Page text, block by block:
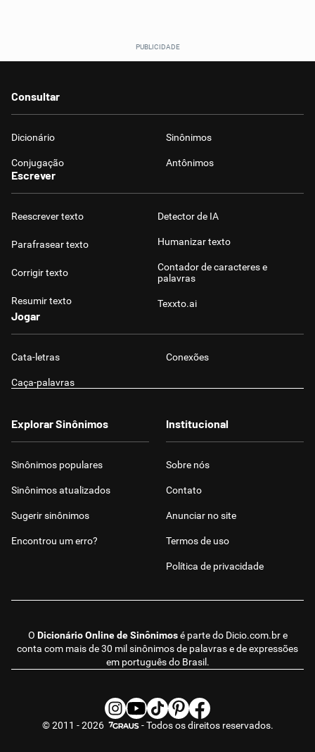
Consultar
Dicionário Sinônimos
Conjugação Antônimos
Escrever
Reescrever texto
Parafrasear texto
Corrigir texto
Resumir texto
Detector de IA
Humanizar texto
Contador de caracteres e
palavras
Texxto.ai
Jogar
Cata-letras Conexões
Caça-palavras
O Dicionário Online de Sinônimosé parte do Dicio.com.bre
conta com mais de 30 mil sinônimos de palavras e de expressões
em português do Brasil.
Explorar Sinônimos
Sinônimos populares
Sinônimos atualizados
Sugerir sinônimos
Encontrou um erro?
Institucional
Sobre nós
Contato
Anunciar no site
Termos de uso
Política de privacidade
© 2011 - 2026 - Todos os direitos reservados.